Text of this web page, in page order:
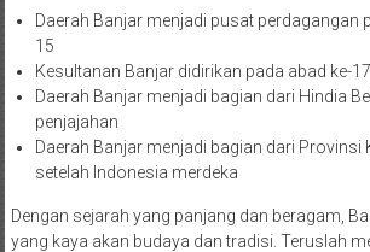
Daerah Banjar menjadi pusat perdagangan
15
Kesultanan Banjar didirikan pada abad ke-17
Daerah Banjar menjadi bagian dari Hindia
penjajahan
Daerah Banjar menjadi bagian dari Provinsi
setelah Indonesia merdeka
Dengan sejarah yang panjang dan beragam,
yang kaya akan budaya dan tradisi. Teruslah